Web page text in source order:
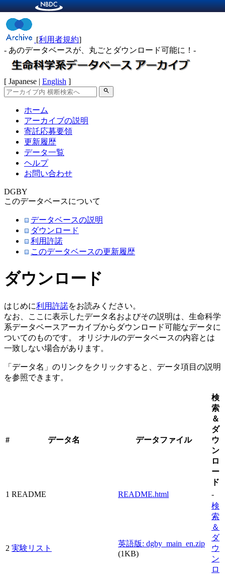
[利用者規約]
- あのデータベースが、丸ごとダウンロード可能に！-
[ Japanese | English ]
search
ホーム
アーカイブの説明
寄託応募要領
更新履歴
データ一覧
ヘルプ
お問い合わせ
DGBY
このデータベースについて
データベースの説明
ダウンロード
利用許諾
このデータベースの更新履歴
ダウンロード
はじめに利用許諾をお読みください。
なお、ここに表示したデータ名およびその説明は、生命科学
系データベースアーカイブからダウンロード可能なデータに
ついてのものです。 オリジナルのデータベースの内容とは
一致しない場合があります。
「データ名」のリンクをクリックすると、データ項目の説明
を参照できます。
# データ名 データファイル
検
索
＆
ダ
ウ
ン
ロ
ー
ド
1 README README.html -
2 実験リスト
英語版: dgby_main_en.zip
(1KB)
検
索
＆
ダ
ウ
ン
ロ